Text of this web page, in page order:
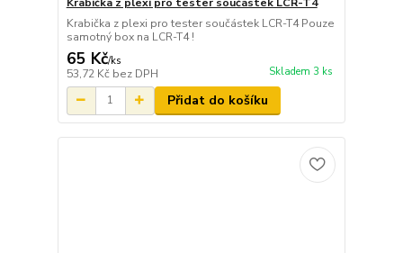
Krabička z plexi pro tester součástek LCR-T4 Pouze
samotný box na LCR-T4 !
65 Kč/ks
53,72 Kč bez DPH Skladem 3 ks
Přidat do košíku